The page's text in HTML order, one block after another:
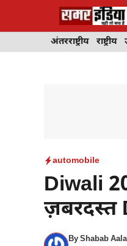
अंतरराष्ट्रीय राष्ट्रीय
automobile
Diwali
ज़बरदस्त
ByShabab